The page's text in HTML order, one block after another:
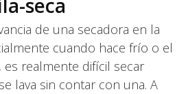
seca
de una secadora en la
cuando hace frío o el
realmente difícil secar
lava sin contar con una. A